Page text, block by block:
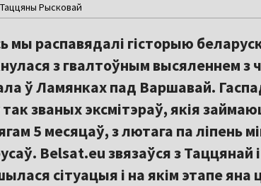
Рысковай
мы распавядалі гісторыю
з гвалтоўным высяленнем з
ў Ламянках пад Варшавай.
званых эксмітэраў, якія
5 месяцаў, з лютага па ліпень
Belsat.eu звязаўся з Таццянай
сітуацыя і на якім этапе яна